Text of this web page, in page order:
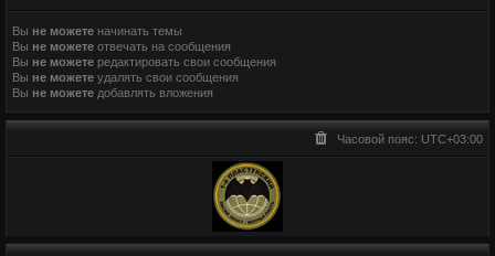
Вы не можете начинать темы
Вы не можете отвечать на сообщения
Вы не можете редактировать свои сообщения
Вы не можете удалять свои сообщения
Вы не можете добавлять вложения
Часовой пояс: UTC+03:00